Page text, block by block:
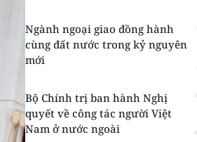
Ngành ngoại giao đồng hành
cùng đất nước trong kỷ nguyên
mới
Bộ Chính trị ban hành Nghị
quyết về công tác người Việt
Nam ở nước ngoài